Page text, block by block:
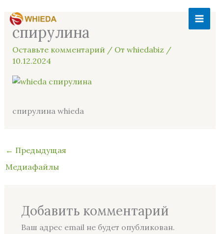
содержимому
спирулина
Оставьте комментарий / От whiedabiz /
10.12.2024
спирулина whieda
← Предыдущая
Медиафайлы
Добавить комментарий
Ваш адрес email не будет опубликован.